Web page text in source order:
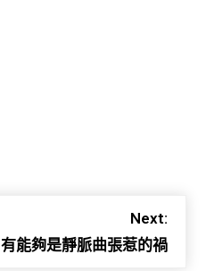
Next:
能夠是靜脈曲張惹的禍